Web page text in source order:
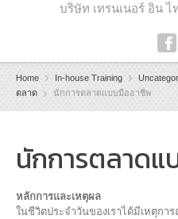
บริษัท เทรนเนอร์ อิน ไ
Home In-house Training
ตลาด
นักการตลาดแบบมืออาชีพ
นักการตลาด
หลักการและเหตุผล
ในชีวิตประจำวันของเราได้มีเหตุก